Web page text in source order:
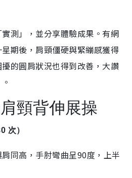
測」，並分享體驗成果。有網
期後，肩頸僵硬與緊繃感獲得
的圓肩狀況也得到改善，大讚
頸背伸展操
次）
同高，手肘彎曲呈90度，上半